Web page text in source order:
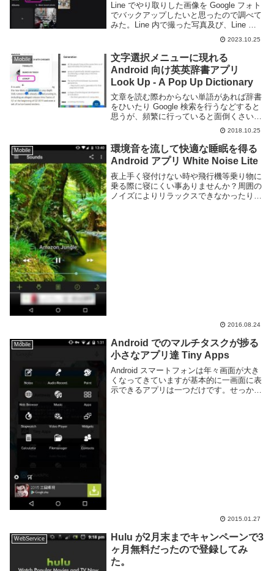
Line でやり取りした画像を Google フォト
でバックアップしたいと思ったので調べて
みた。Line 内で撮った写真及び、Line で
ダウンロードした画像はスマートフォン内
の Line フォルダに保存される。通常であ
れば Google ...
2023.10.25
Mobile
文字選択メニューに現れる
Android 向け英英辞書アプリ
Look Up - A Pop Up Dictionary
文章を読む際わからない単語があれば辞書
をひいたり Google 検索を行うなどすると
思うが、頻繁に行っていると面倒くさいと
感じる事も多いと思う。macOS であれば
辞書機能がビルドインされているので非常
に楽だが他の OS ではそういうわけに...
2018.10.25
Mobile
環境音を流して快適な睡眠を得る
Android アプリ White Noise Lite
夜上手く寝付けない時や飛行機等乗り物に
乗る際に寝にくい事ありませんか？周囲の
ノイズによりリラックスできなかったり、
2016.08.24
Mobile
Android でのマルチタスクが捗る
小さなアプリ達 Tiny Apps
Android スマートフォンは年々画面が大き
くなってきていますが基本的に一画面に表
示できるアプリは一つだけです。せっかく
2015.01.27
WebService
Hulu が2月末までキャンペーンで3
ヶ月無料だったので登録してみ
た。